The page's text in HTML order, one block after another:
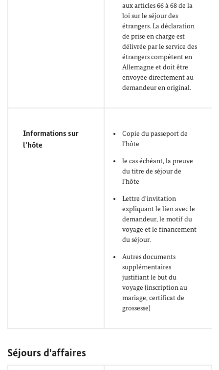
aux articles 66 à 68 de la
loi sur le séjour des
étrangers. La déclaration
de prise en charge est
délivrée par le service des
étrangers compétent en
Allemagne et doit être
envoyée directement au
demandeur en original.
Informations sur
l’hôte
Copie du passeport de
l’hôte
le cas échéant, la preuve
du titre de séjour de
l’hôte
Lettre d'invitation
expliquant le lien avec le
demandeur, le motif du
voyage et le financement
du séjour.
Autres documents
supplémentaires
justifiant le but du
voyage (inscription au
mariage, certificat de
grossesse)
Séjours d'affaires